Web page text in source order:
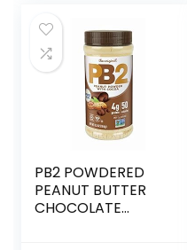
PB2 POWDERED
PEANUT BUTTER
CHOCOLATE